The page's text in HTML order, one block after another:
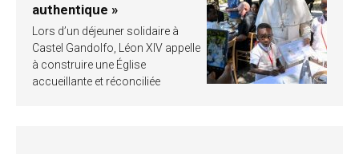
authentique »
Lors d’un déjeuner solidaire à
Castel Gandolfo, Léon XIV appelle
à construire une Église
accueillante et réconciliée